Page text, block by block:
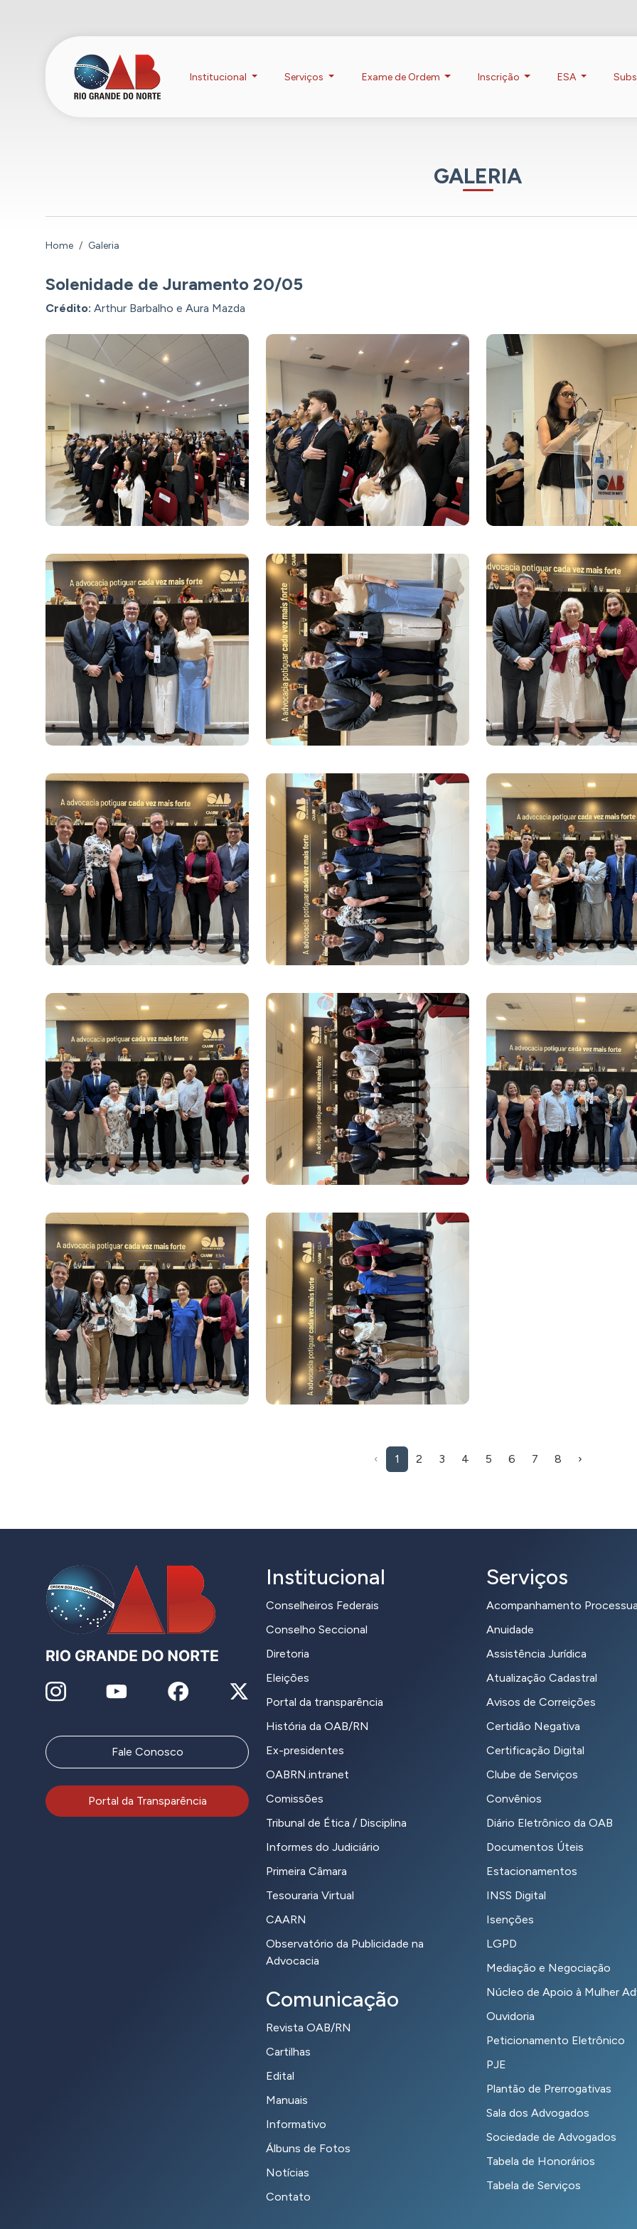
Institucional Serviços Exame de Ordem Inscrição ESA
GALERIA
Home Galeria
Solenidade de Juramento 20/05
Crédito: Arthur Barbalho e Aura Mazda
‹ 1 2 3 4 5 6 7 8 ›
Fale Conosco
Portal da Transparência
Institucional
Conselheiros Federais
Conselho Seccional
Diretoria
Eleições
Portal da transparência
História da OAB/RN
Ex-presidentes
OABRN.intranet
Comissões
Tribunal de Ética / Disciplina
Informes do Judiciário
Primeira Câmara
Tesouraria Virtual
CAARN
Observatório da Publicidade na
Advocacia
Comunicação
Revista OAB/RN
Cartilhas
Edital
Manuais
Informativo
Álbuns de Fotos
Notícias
Contato
Serviços
Acompanhamento
Anuidade
Assistência Jurídica
Atualização Cadastral
Avisos de Correições
Certidão Negativa
Certificação Digital
Clube de Serviços
Convênios
Diário Eletrônico da OAB
Documentos Úteis
Estacionamentos
INSS Digital
Isenções
LGPD
Mediação e Negociação
Núcleo de Apoio à Mulher
Ouvidoria
Peticionamento Eletrônico
PJE
Plantão de Prerrogativas
Sala dos Advogados
Sociedade de Advogados
Tabela de Honorários
Tabela de Serviços